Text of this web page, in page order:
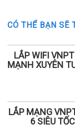
CÓ THỂ BẠN SẼ
LẮP WIFI
MẠNH XUYÊN
LẮP MẠNG
6 SIÊU